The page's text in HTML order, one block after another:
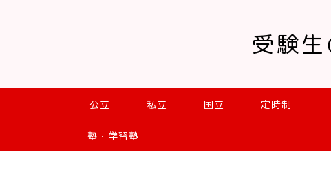
受験
公立 私立 国立 定時制
塾・学習塾